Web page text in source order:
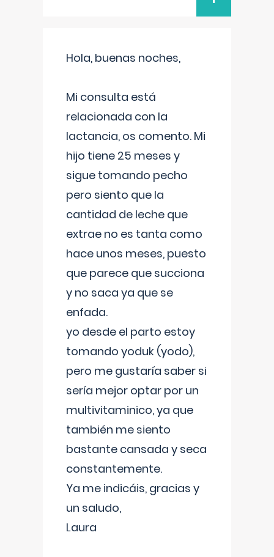
Hola, buenas noches,
Mi consulta está
relacionada con la
lactancia, os comento. Mi
hijo tiene 25 meses y
sigue tomando pecho
pero siento que la
cantidad de leche que
extrae no es tanta como
hace unos meses, puesto
que parece que succiona
y no saca ya que se
enfada.
yo desde el parto estoy
tomando yoduk (yodo),
pero me gustaría saber si
sería mejor optar por un
multivitaminico, ya que
también me siento
bastante cansada y seca
constantemente.
Ya me indicáis, gracias y
un saludo,
Laura